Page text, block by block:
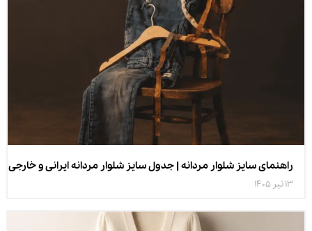
راهنمای سایز شلوار مردانه | جدول سایز شلوار مردانه ایرانی و خارجی
13 تیر 1405